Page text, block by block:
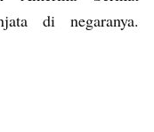
di negaranya.